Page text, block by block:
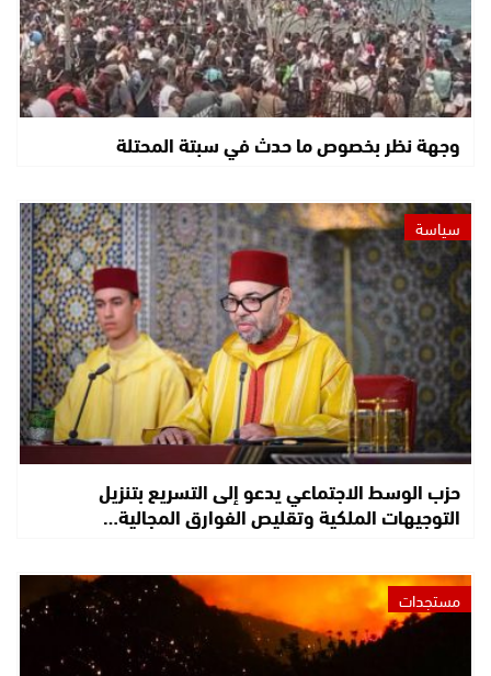
وجهة نظر بخصوص ما حدث في سبتة المحتلة
سياسة
حزب الوسط الاجتماعي يدعو إلى التسريع بتنزيل
التوجيهات الملكية وتقليص الفوارق المجالية…
مستجدات